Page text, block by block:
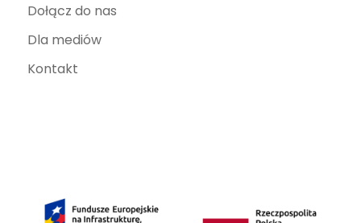
Dołącz do nas
Dla mediów
Kontakt